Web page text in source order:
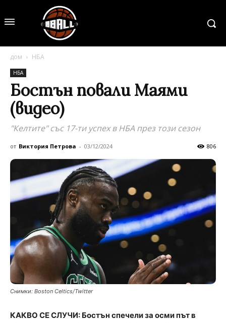
дом НБА
НБА
Бостън повали Маями
(видео)
"Келтите" със 17-ти успех в НБА през този сезон
от Виктория Петрова - 03/12/2024 806
Снимки: Boston Celtics/Twitter
КАКВО СЕ СЛУЧИ: Бостън спечели за осми път в